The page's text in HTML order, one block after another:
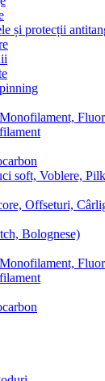
și protecții
soft, Voblere,
Offseturi,
Bolognese)